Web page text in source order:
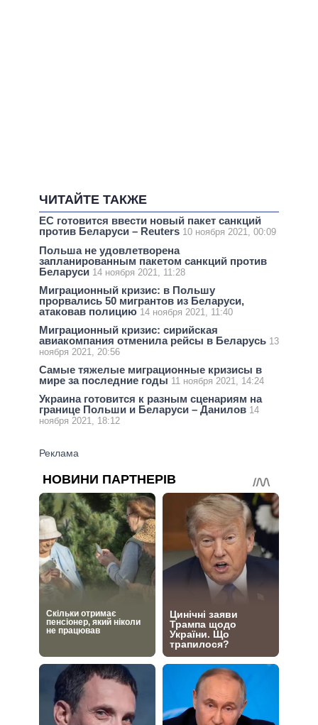
ЧИТАЙТЕ ТАКЖЕ
ЕС готовится ввести новый пакет санкций
против Беларуси – Reuters 10 ноября 2021, 00:09
Польша не удовлетворена
запланированным пакетом санкций против
Беларуси 14 ноября 2021, 11:28
Миграционный кризис: в Польшу
прорвались 50 мигрантов из Беларуси,
атаковав полицию 14 ноября 2021, 11:40
Миграционный кризис: сирийская
авиакомпания отменила рейсы в Беларусь 13
ноября 2021, 20:56
Самые тяжелые миграционные кризисы в
мире за последние годы 11 ноября 2021, 14:24
Украина готовится к разным сценариям на
границе Польши и Беларуси – Данилов 14
ноября 2021, 18:12